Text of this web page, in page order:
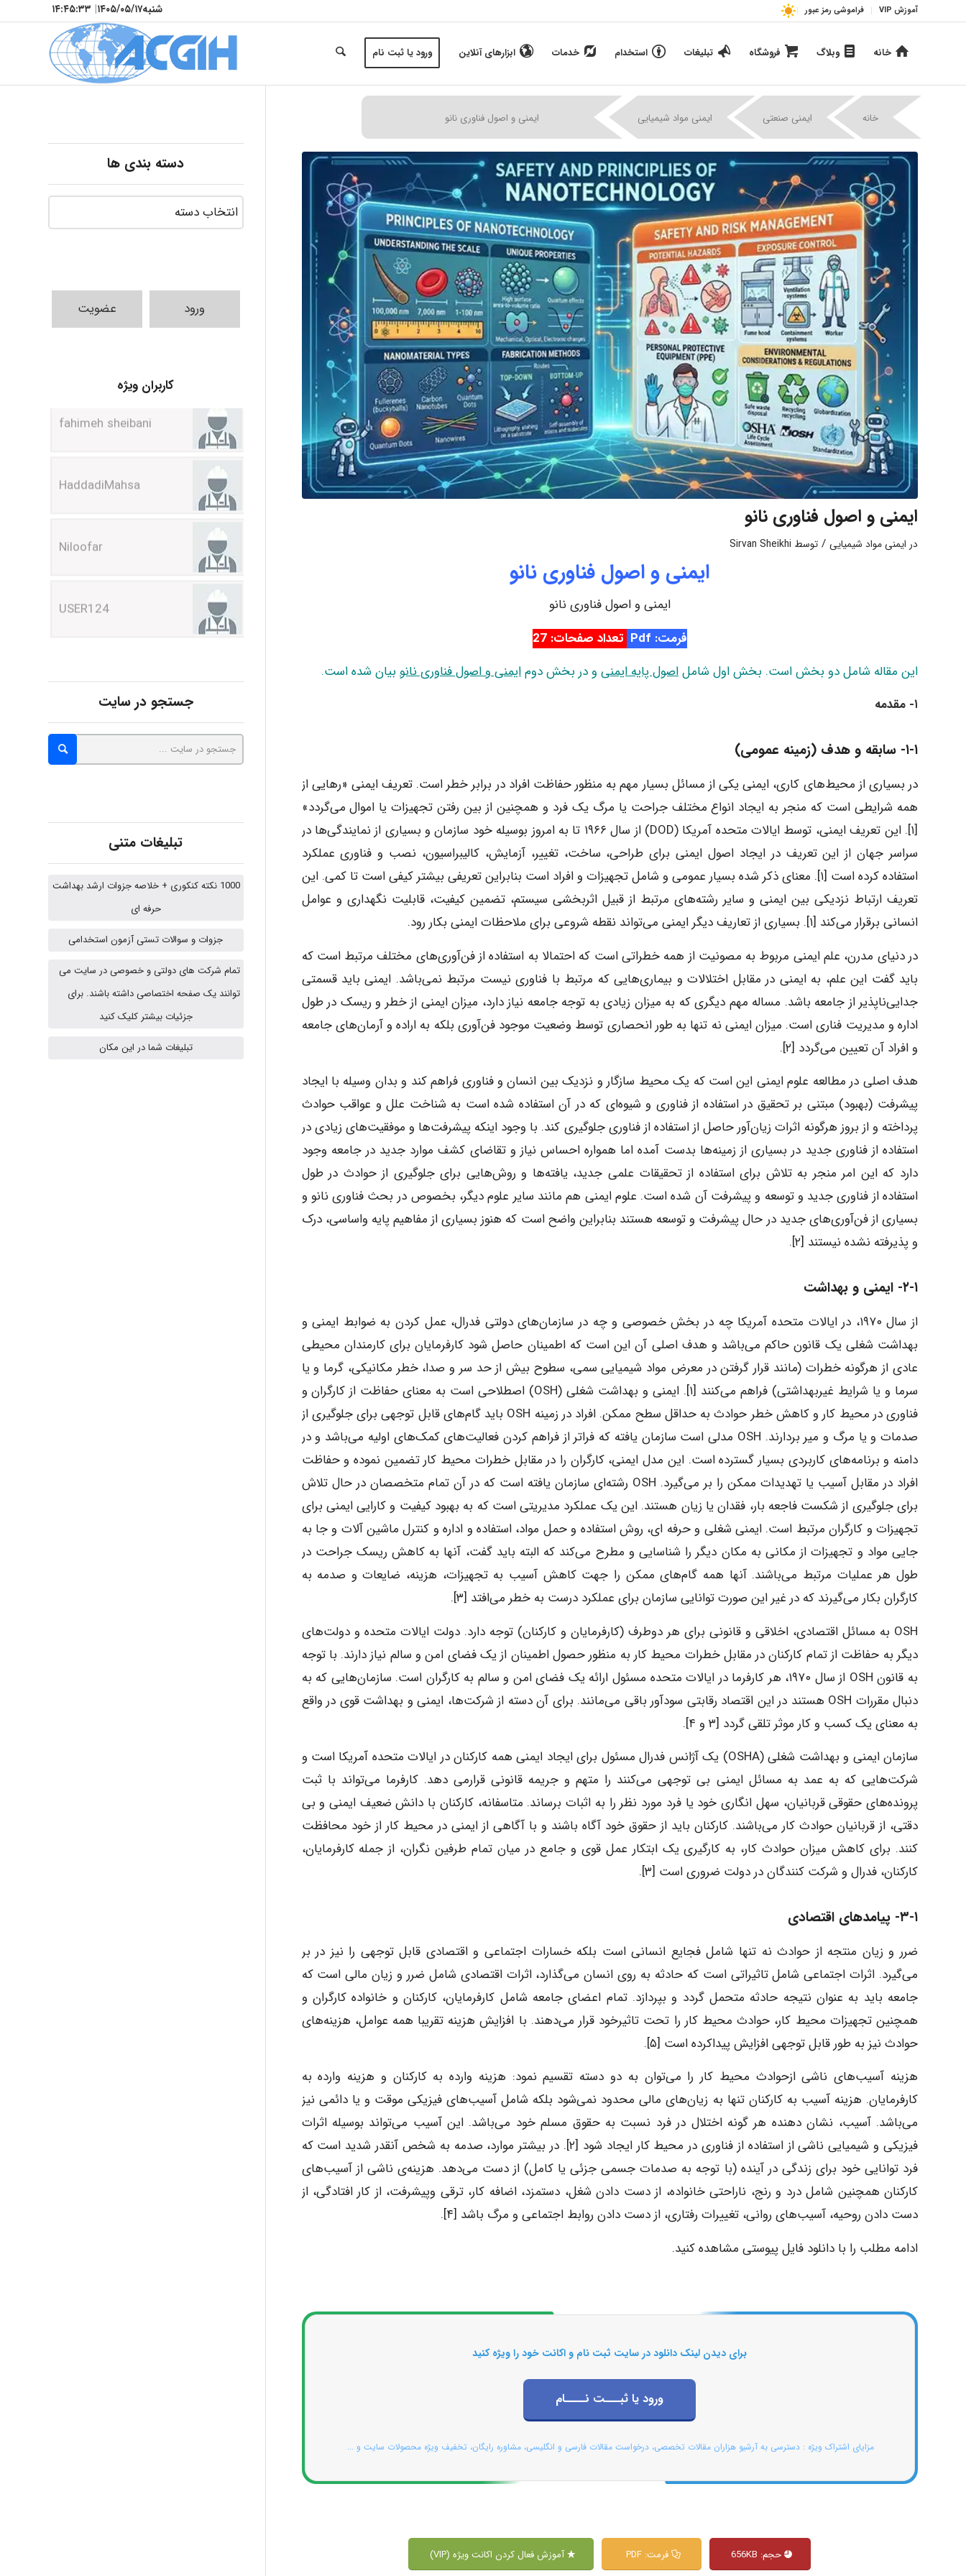
آموزش VIP فراموشی رمز عبور شنبه۱۴۰۵/۰۵/۱۷| ۱۴:۴۵:۳۵
خانه وبلاگ فروشگاه تبلیغات استخدام خدمات ابزارهای آنلاین ورود یا ثبت نام
خانه ایمنی صنعتی | ایمنی مواد شیمیایی ایمنی و اصول فناوری نانو
ایمنی و اصول فناوری نانو
در ایمنی مواد شیمیایی / توسط Sirvan Sheikhi
ایمنی و اصول فناوری نانو
ایمنی و اصول فناوری نانو
فرمت: Pdf
تعداد صفحات: 27
این مقاله شامل دو بخش است. بخش اول شاملاصول پایه ایمنی و در بخش دومایمنی و اصول فناوری نانوبیان شده است.
۱- مقدمه
۱-۱- سابقه و هدف (زمینه عمومی)
در بسیاری از محیط‌های کاری، ایمنی یکی از مسائل بسیار مهم به منظور حفاظت افراد در برابر خطر است. تعریف ایمنی «رهایی از
همه شرایطی است که منجر به ایجاد انواع مختلف جراحت یا مرگ یک فرد و همچنین از بین رفتن تجهیزات یا اموال می‌گردد»
[۱]. این تعریف ایمنی، توسط ایالات متحده آمریکا (DOD) از سال ۱۹۶۶ تا به امروز بوسیله خود سازمان و بسیاری از نمایندگی‌ها در
سراسر جهان از این تعریف در ایجاد اصول ایمنی برای طراحی، ساخت، تغییر، آزمایش، کالیبراسیون، نصب و فناوری عملکرد
استفاده کرده است [۱]. معنای ذکر شده بسیار عمومی و شامل تجهیزات و افراد است بنابراین تعریفی بیشتر کیفی است تا کمی. این
تعریف ارتباط نزدیکی بین ایمنی و سایر رشته‌های مرتبط از قبیل اثربخشی سیستم، تضمین کیفیت، قابلیت نگهداری و عوامل
انسانی برقرار می‌کند [۱]. بسیاری از تعاریف دیگر ایمنی می‌تواند نقطه شروعی برای ملاحظات ایمنی بکار رود.
در دنیای مدرن، علم ایمنی مربوط به مصونیت از همه خطراتی است که احتمالا به استفاده از فن‌آوری‌های مختلف مرتبط است که
باید گفت این علم، به ایمنی در مقابل اختلالات و بیماری‌هایی که مرتبط با فناوری نیست مرتبط نمی‌باشد. ایمنی باید قسمتی
جدایی‌ناپذیر از جامعه باشد. مساله مهم دیگری که به میزان زیادی به توجه جامعه نیاز دارد، میزان ایمنی از خطر و ریسک در طول
اداره و مدیریت فناری است. میزان ایمنی نه تنها به طور انحصاری توسط وضعیت موجود فن‌آوری بلکه به اراده و آرمان‌های جامعه
و افراد آن تعیین می‌گردد [۲].
هدف اصلی در مطالعه علوم ایمنی این است که یک محیط سازگار و نزدیک بین انسان و فناوری فراهم کند و بدان وسیله با ایجاد
پیشرفت (بهبود) مبتنی بر تحقیق در استفاده از فناوری و شیوه‌ای که در آن استفاده شده است به شناخت علل و عواقب حوادث
پرداخته و از بروز هرگونه اثرات زیان‌آور حاصل از استفاده از فناوری جلوگیری کند. با وجود اینکه پیشرفت‌ها و موفقیت‌های زیادی در
استفاده از فناوری جدید در بسیاری از زمینه‌ها بدست آمده اما همواره احساس نیاز و تقاضای کشف موارد جدید در جامعه وجود
دارد که این امر منجر به تلاش برای استفاده از تحقیقات علمی جدید، یافته‌ها و روش‌هایی برای جلوگیری از حوادث در طول
استفاده از فناوری جدید و توسعه و پیشرفت آن شده است. علوم ایمنی هم مانند سایر علوم دیگر، بخصوص در بحث فناوری نانو و
بسیاری از فن‌آوری‌های جدید در حال پیشرفت و توسعه هستند بنابراین واضح است که هنوز بسیاری از مفاهیم پایه واساسی، درک
و پذیرفته نشده نیستند [۲].
۲-۱- ایمنی و بهداشت
از سال ۱۹۷۰، در ایالات متحده آمریکا چه در بخش خصوصی و چه در سازمان‌های دولتی فدرال، عمل کردن به ضوابط ایمنی و
بهداشت شغلی یک قانون حاکم می‌باشد و هدف اصلی آن این است که اطمینان حاصل شود کارفرمایان برای کارمندان محیطی
عادی از هرگونه خطرات (مانند قرار گرفتن در معرض مواد شیمیایی سمی، سطوح بیش از حد سر و صدا، خطر مکانیکی، گرما و یا
سرما و یا شرایط غیربهداشتی) فراهم می‌کنند [۱]. ایمنی و بهداشت شغلی (OSH) اصطلاحی است به معنای حفاظت از کارگران و
فناوری در محیط کار و کاهش خطر حوادث به حداقل سطح ممکن. افراد در زمینه OSH باید گام‌های قابل توجهی برای جلوگیری از
صدمات و یا مرگ و میر بردارند. OSH مدلی است سازمان یافته که فراتر از فراهم کردن فعالیت‌های کمک‌های اولیه می‌باشد و در
دامنه و برنامه‌های کاربردی بسیار گسترده است. این مدل ایمنی، کارگران را در مقابل خطرات محیط کار تضمین نموده و حفاظت
افراد در مقابل آسیب یا تهدیدات ممکن را بر می‌گیرد. OSH رشته‌ای سازمان یافته است که در آن تمام متخصصان در حال تلاش
برای جلوگیری از شکست فاجعه بار، فقدان یا زیان هستند. این یک عملکرد مدیریتی است که به بهبود کیفیت و کارایی ایمنی برای
تجهیزات و کارگران مرتبط است. ایمنی شغلی و حرفه ای، روش استفاده و حمل مواد، استفاده و اداره و کنترل ماشین آلات و جا به
جایی مواد و تجهیزات از مکانی به مکان دیگر را شناسایی و مطرح می‌کند که البته باید گفت، آنها به کاهش ریسک جراحت در
طول هر عملیات مرتبط می‌باشند. آنها همه گام‌های ممکن را جهت کاهش آسیب به تجهیزات، هزینه، ضایعات و صدمه به
کارگران بکار می‌گیرند که در غیر این صورت توانایی سازمان برای عملکرد درست به خطر می‌افتد [۳].
OSH به مسائل اقتصادی، اخلاقی و قانونی برای هر دوطرف (کارفرمایان و کارکنان) توجه دارد. دولت ایالات متحده و دولت‌های
دیگر به حفاظت از تمام کارکنان در مقابل خطرات محیط کار به منظور حصول اطمینان از یک فضای امن و سالم نیاز دارند. با توجه
به قانون OSH از سال ۱۹۷۰، هر کارفرما در ایالات متحده مسئول ارائه یک فضای امن و سالم به کارگران است. سازمان‌هایی که به
دنبال مقررات OSH هستند در این اقتصاد رقابتی سودآور باقی می‌مانند. برای آن دسته از شرکت‌ها، ایمنی و بهداشت قوی در واقع
به معنای یک کسب و کار موثر تلقی گردد [۳ و ۴].
سازمان ایمنی و بهداشت شغلی (OSHA) یک آژانس فدرال مسئول برای ایجاد ایمنی همه کارکنان در ایالات متحده آمریکا است و
شرکت‌هایی که به عمد به مسائل ایمنی بی توجهی می‌کنند را متهم و جریمه قانونی قرارمی دهد. کارفرما می‌تواند با ثبت
پرونده‌های حقوقی قربانیان، سهل انگاری خود یا فرد مورد نظر را به اثبات برساند. متاسفانه، کارکنان با دانش ضعیف ایمنی و بی
دقتی، از قربانیان حوادث کار می‌باشند. کارکنان باید از حقوق خود آگاه باشند و با آگاهی از ایمنی در محیط کار از خود محافظت
کنند. برای کاهش میزان حوادث کار، به کارگیری یک ابتکار عمل قوی و جامع در میان تمام طرفین نگران، از جمله کارفرمایان،
کارکنان، فدرال و شرکت کنندگان در دولت ضروری است [۳].
۳-۱- پیامدهای اقتصادی
ضرر و زیان منتجه از حوادث نه تنها شامل فجایع انسانی است بلکه خسارات اجتماعی و اقتصادی قابل توجهی را نیز در بر
می‌گیرد. اثرات اجتماعی شامل تاثیراتی است که حادثه به روی انسان می‌گذارد، اثرات اقتصادی شامل ضرر و زیان مالی است که
جامعه باید به عنوان نتیجه حادثه متحمل گردد و بپردازد. تمام اعضای جامعه شامل کارفرمایان، کارکنان و خانواده کارگران و
همچنین تجهیزات محیط کار، حوادث محیط کار را تحت تاثیرخود قرار می‌دهند. با افزایش هزینه تقریبا همه عوامل، هزینه‌های
حوادث نیز به طور قابل توجهی افزایش پیداکرده است [۵].
هزینه آسیب‌های ناشی ازحوادث محیط کار را می‌توان به دو دسته تقسیم نمود: هزینه وارده به کارکنان و هزینه وارده به
کارفرمایان. هزینه آسیب به کارکنان تنها به زیان‌های مالی محدود نمی‌شود بلکه شامل آسیب‌های فیزیکی موقت و یا دائمی نیز
می‌باشد. آسیب، نشان دهنده هر گونه اختلال در فرد نسبت به حقوق مسلم خود می‌باشد. این آسیب می‌تواند بوسیله اثرات
فیزیکی و شیمیایی ناشی از استفاده از فناوری در محیط کار ایجاد شود [۲]. در بیشتر موارد، صدمه به شخص آنقدر شدید است که
فرد توانایی خود برای زندگی در آینده (با توجه به صدمات جسمی جزئی یا کامل) از دست می‌دهد. هزینه‌ی ناشی از آسیب‌های
کارکنان همچنین شامل درد و رنج، ناراحتی خانواده، از دست دادن شغل، دستمزد، اضافه کار، ترقی وپیشرفت، از کار افتادگی، از
دست دادن روحیه، آسیب‌های روانی، تغییرات رفتاری، از دست دادن روابط اجتماعی و مرگ باشد [۴].
ادامه مطلب را با دانلود فایل پیوستی مشاهده کنید.
برای دیدن لینک دانلود در سایت ثبت نام و اکانت خود را ویژه کنید
ورود یا ثبـــت نــــام
مزایای اشتراک ویژه : دسترسی به آرشیو هزاران مقالات تخصصی، درخواست مقالات فارسی و انگلیسی، مشاوره رایگان، تخفیف ویژه محصولات سایت و ...
حجم: 656KB فرمت: PDF آموزش فعال کردن اکانت ویژه (VIP)
دسته بندی ها
ورود عضویت
کاربران ویژه
HaddadiMahsa
Niloofar
USER124
malekf
abolfazlkoshehe
fahimeh sheibani
HaddadiMahsa
جستجو در سایت
تبلیغات متنی
1000 نکته کنکوری + خلاصه جزوات ارشد بهداشت
حرفه ای
جزوات و سوالات تستی آزمون استخدامی
تمام شرکت های دولتی و خصوصی در سایت می
توانند یک صفحه اختصاصی داشته باشند. برای
جزئیات بیشتر کلیک کنید
تبلیغات شما در این مکان